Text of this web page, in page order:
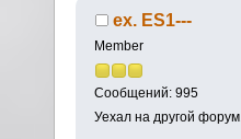
ex. ES1---
Member
Сообщений: 995
Уехал на другой форум.